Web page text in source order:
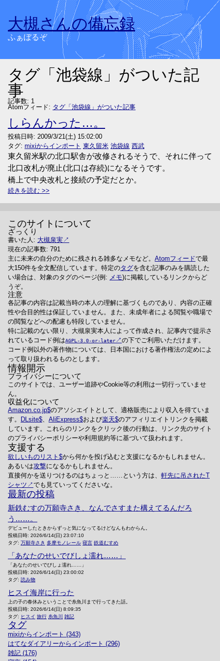
大槻さんの備忘録
ふぁぼるぞ
タグ「池袋線」がついた記
事
記事数: 1
Atomフィード: タグ「池袋線」がついた記事
しらんかった…。
投稿日時: 2009/3/21(土) 15:02:00
タグ: mixiからインポート 東久留米 池袋線 西武
東久留米駅の北口駅舎が改修されるそうで、それに伴って
北口改札が廃止(北口は存続)になるそうです。
橋上で中央改札と接続の予定だとか。
続きを読む
このサイトについて
ざっくり
書いた人: 大槻泉実
現在の記事数: 791
主に未来の自分のために残される雑多なメモなど。 Atomフィードで最
大150件を全文配信しています。特定のタグを含む記事のみを購読した
い場合は、対象のタグのページ(例: メモ)に掲載しているリンクからど
うぞ。
注意
各記事の内容は記載当時の本人の理解に基づくものであり、内容の正確
性や合目的性は保証していません。また、未成年者による閲覧や職場で
の閲覧などへの配慮も特段していません。
特に記載のない限り、大槻泉実本人によって作成され、記事内で提示さ
れているコード例はAGPL-3.0-or-later
の下でご利用いただけます。
コード例以外の著作物については、日本国における著作権法の定めによ
って取り扱われるものとします。
情報開示
プライバシーについて
このサイトでは、ユーザー追跡やCookie等の利用は一切行っていませ
ん。
収益化について
Amazon.co.jp のアソシエイトとして、適格販売により収入を得ていま
す。
DLsite 、 AliExpress および楽天 のアフィリエイトリンクを掲載
しています。これらのリンクをクリック後の行動は、リンク先のサイト
のプライバシーポリシーや利用規約等に基づいて扱われます。
支援する
欲しいものリスト
から何かを投げ込むと支援になるかもしれません。
あるいは攻撃になるかもしれません。
直接何かを送りつけるのはちょっと……という方は、 軒先に吊されたT
シャツ
でも見ていってくださいな。
最新の投稿
新鉄むすの万願寺さき、なんでさすまた構えてるんだろ
う……。
デビューしたときからずっと気になってるけどなんもわからん。
投稿日時: 2026/6/14(日) 23:07:10
タグ: 万願寺さき 多摩モノレール 寝言 鉄道むすめ
「あなたのせいでびしょ濡れ……」
「あなたのせいでびしょ濡れ……」
投稿日時: 2026/6/14(日) 23:00:02
タグ: 読み物
ヒスイ海岸に行った
上の子の春休みということで糸魚川まで行ってきた話。
投稿日時: 2026/6/14(日) 8:09:35
タグ: ヒスイ 旅行 糸魚川 雑記
タグ
mixiからインポート (343)
はてなダイアリーからインポート (296)
雑記 (176)